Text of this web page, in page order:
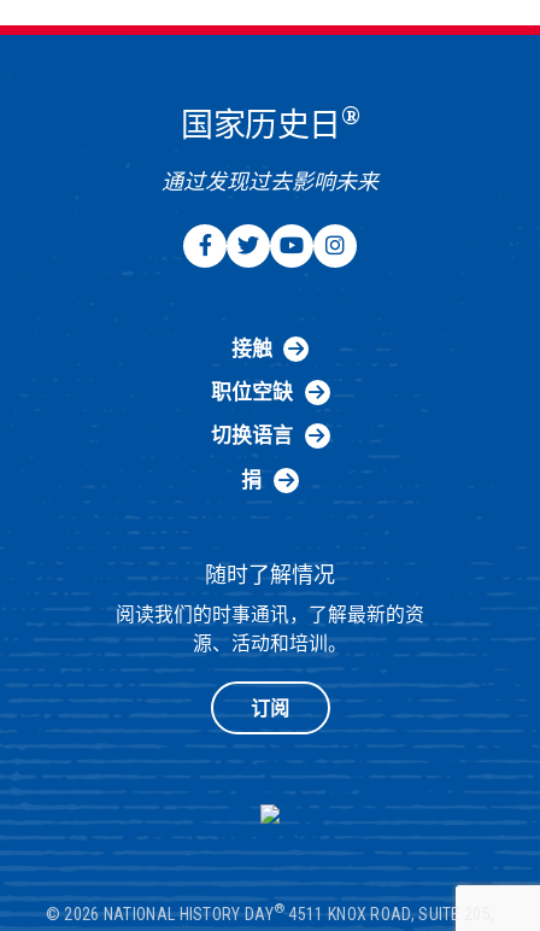
国家历史日 ®
通过发现过去影响未来
接触
职位空缺
切换语言
捐
随时了解情况
阅读我们的时事通讯，了解最新的资
源、活动和培训。
订阅
© 2026 NATIONAL HISTORY DAY® 4511 KNOX ROAD, SUITE 205,